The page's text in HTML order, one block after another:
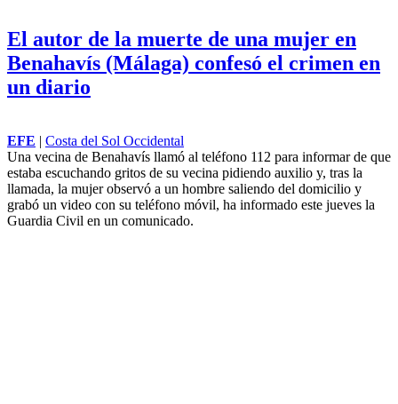
El autor de la muerte de una mujer en
Benahavís (Málaga) confesó el crimen en
un diario
EFE | Costa del Sol Occidental
Una vecina de Benahavís llamó al teléfono 112 para informar de que
estaba escuchando gritos de su vecina pidiendo auxilio y, tras la
llamada, la mujer observó a un hombre saliendo del domicilio y
grabó un video con su teléfono móvil, ha informado este jueves la
Guardia Civil en un comunicado.